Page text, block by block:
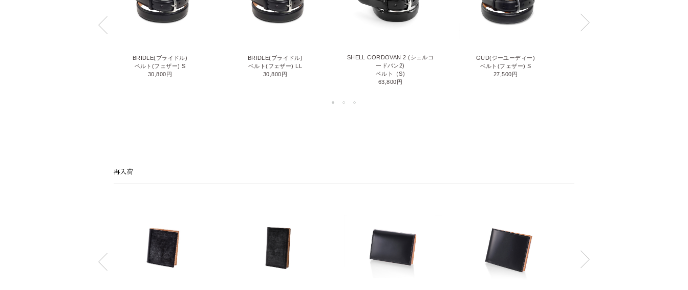
BRIDLE(ブライドル)
ベルト(フェザー) S
30,800円
BRIDLE(ブライドル)
ベルト(フェザー) LL
30,800円
SHELL CORDOVAN 2 (シェルコ
ードバン2)
ベルト（S)
63,800円
GUD(ジーユーディー)
ベルト(フェザー) S
27,500円